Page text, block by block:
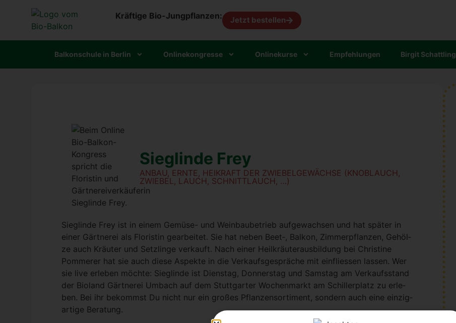
Kräftige Bio-Jungpflanzen: Jetzt bestellen
Bal­kon­schu­le in Ber­lin Online­kon­gres­se Online­kur­se Emp­feh­lun­gen Bir­git Schatt­ling
Sieg­lin­de Frey
ANBAU, ERN­TE, HEI­KRAFT DER ZWIE­BEL­GE­WÄCH­SE (KNOB­LAUCH,
ZWIE­BEL, LAUCH, SCHNITT­LAUCH, …)
Sieg­lin­de Frey ist in einem Gemü­se- und Wein­bau­be­trieb auf­ge­wach­sen und hat spä­ter in
einer Gärt­ne­rei als Flo­ris­tin gear­bei­tet. Sie hat neben Beet‑, Bal­kon, Zim­mer­pflan­zen, Gehöl­
ze auch Kräu­ter und Setz­lin­ge ver­kauft. Nach einer Heil­kräu­ter­aus­bil­dung bei Chris­ti­ne
Pom­me­rer hat sie auch die­se Aspek­te in die Ver­kaufs­ge­sprä­che mit ein­flies­sen las­sen. Wer
sie live erle­ben möch­te: Sieg­lin­de ist Diens­tag, Don­ners­tag und Sams­tag am Ver­kaufs­stand
der Bio­land Gärt­ne­rei Umbach auf dem Stutt­gar­ter Wochen­markt am Schil­ler­platz zu erle­
ben. Bei ihr bekommst Du nicht nur ein gro­ßes Pflan­zen­sor­ti­ment, son­dern auch eine ein­zig­
ar­ti­ge Bera­tung.